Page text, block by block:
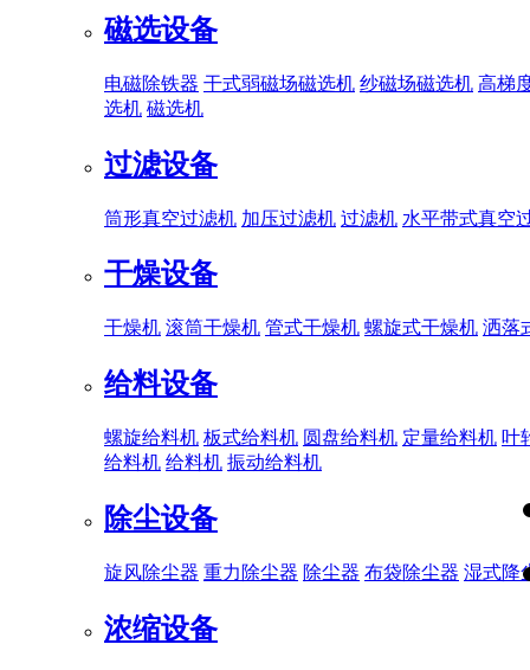
磁选设备
电磁除铁器 干式弱磁场磁选机 纱磁场磁选机 高梯
选机 磁选机
过滤设备
筒形真空过滤机 加压过滤机 过滤机 水平带式真空
干燥设备
干燥机 滚筒干燥机 管式干燥机 螺旋式干燥机 洒落
给料设备
螺旋给料机 板式给料机 圆盘给料机 定量给料机 叶
给料机 给料机 振动给料机
除尘设备
旋风除尘器 重力除尘器 除尘器 布袋除尘器 湿式降
浓缩设备